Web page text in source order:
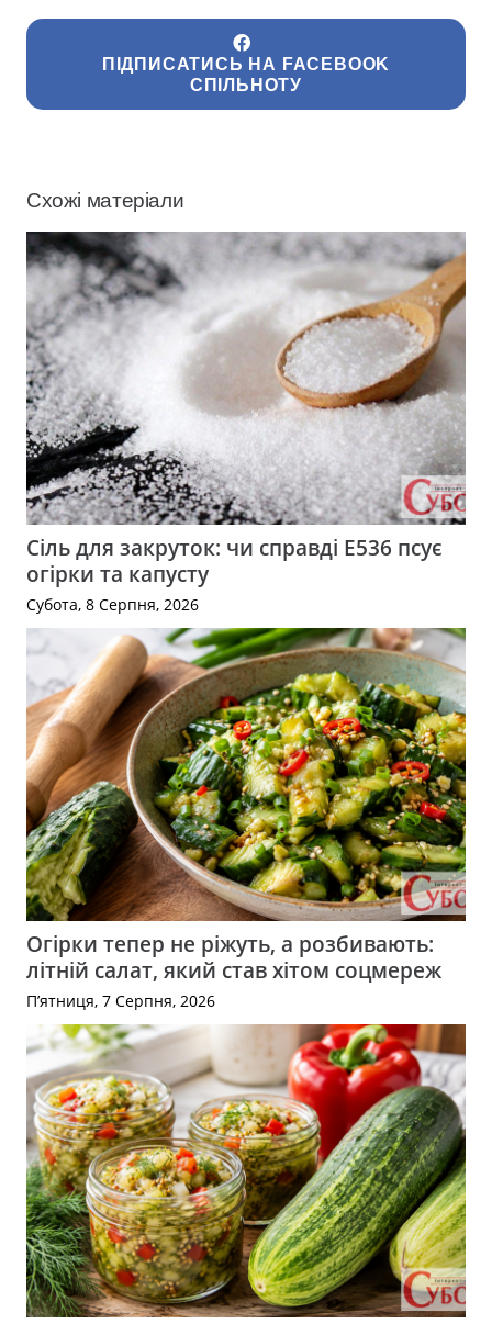
ПІДПИСАТИСЬ НА FACEBOOK
СПІЛЬНОТУ
Схожі матеріали
Сіль для закруток: чи справді Е536 псує
огірки та капусту
Субота, 8 Серпня, 2026
Огірки тепер не ріжуть, а розбивають:
літній салат, який став хітом соцмереж
П’ятниця, 7 Серпня, 2026